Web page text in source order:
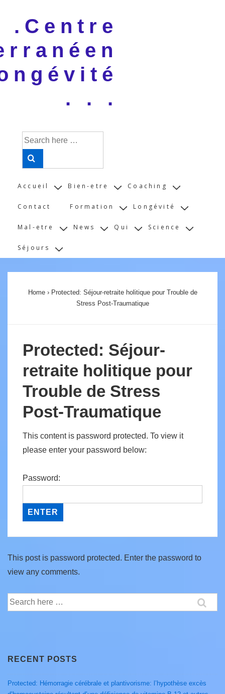
Main
.Centre
. . .
Search
for:
Main
Accueil Bien-etre Coaching
Contact Formation Longévité
Mal-etre News Qui Science
Séjours
Home › Protected: Séjour-retraite holitique pour Trouble de
Stress Post-Traumatique
Protected: Séjour-
retraite holitique pour
Trouble de Stress
Post-Traumatique
This content is password protected. To view it
please enter your password below:
Password:
This post is password protected. Enter the password to
view any comments.
Search
for:
RECENT POSTS
Protected: Hémorragie cérébrale et plantivorisme: l’hypothèse excès